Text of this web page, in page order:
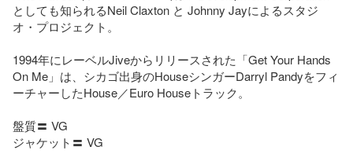
としても知られるNeil Claxton と Johnny Jayによるスタジ
オ・プロジェクト。
1994年にレーベルJiveからリリースされた「Get Your Hands
On Me」は、シカゴ出身のHouseシンガーDarryl Pandyをフィ
ーチャーしたHouse／Euro Houseトラック。
盤質〓 VG
ジャケット〓 VG